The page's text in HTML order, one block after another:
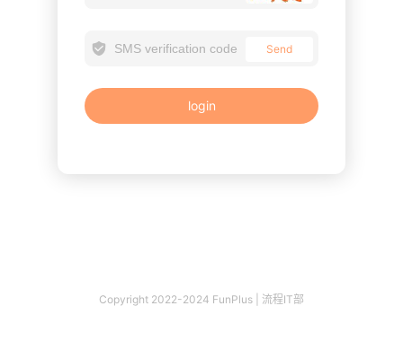
Send
login
Copyright 2022-2024 FunPlus | 流程IT部